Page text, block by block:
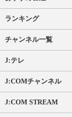
ランキング
チャンネル一覧
J:テレ
J:COMチャンネル
J:COM STREAM